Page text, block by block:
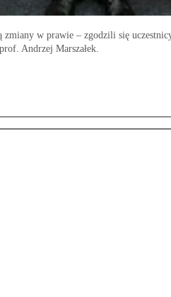
w prawie – zgodzili się
Andrzej Marszałek.